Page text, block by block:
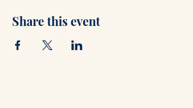
Share this event